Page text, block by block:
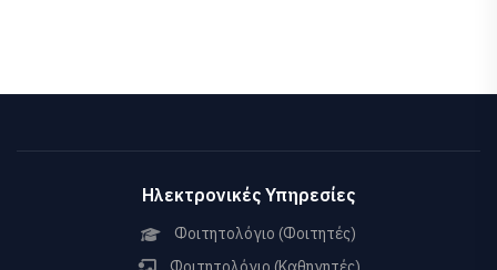
Ηλεκτρονικές Υπηρεσίες
Φοιτητολόγιο (Φοιτητές)